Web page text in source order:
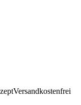
Versandkostenfrei